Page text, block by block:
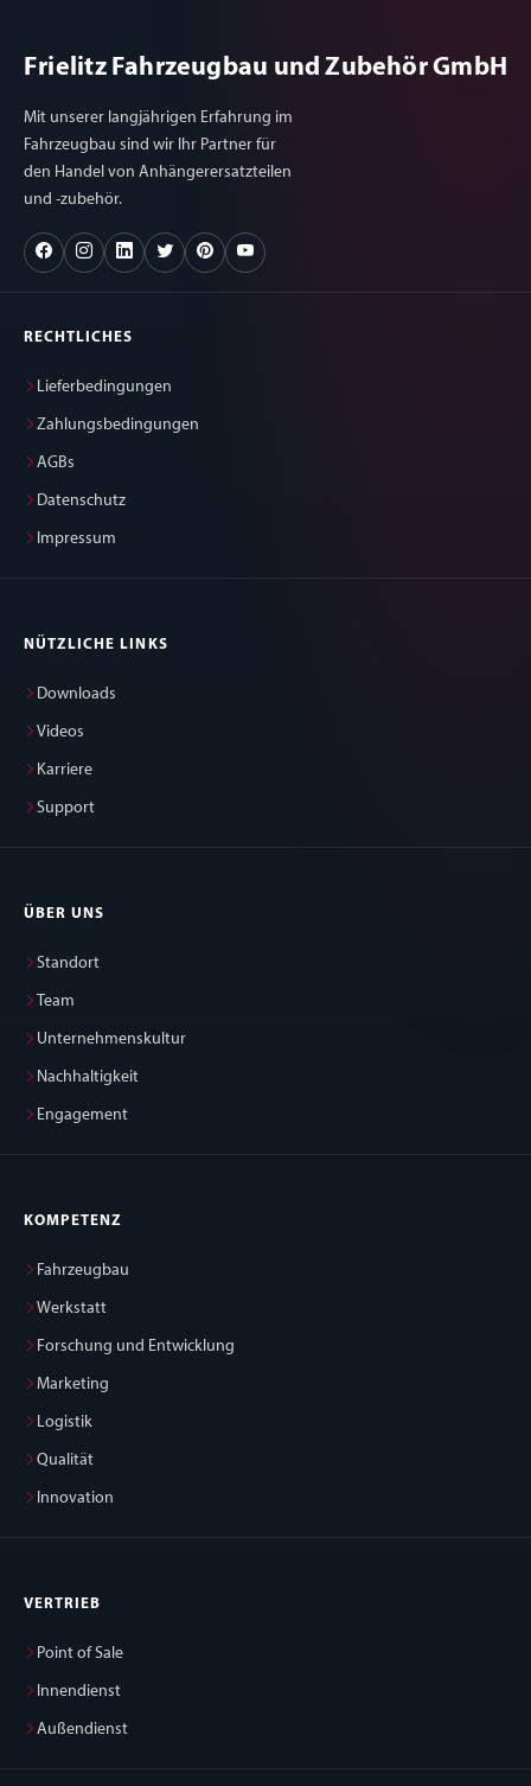
Frielitz Fahrzeugbau und Zubehör GmbH
Mit unserer langjährigen Erfahrung im
Fahrzeugbau sind wir Ihr Partner für
den Handel von Anhängerersatzteilen
und -zubehör.
RECHTLICHES
Lieferbedingungen
Zahlungsbedingungen
AGBs
Datenschutz
Impressum
NÜTZLICHE LINKS
Downloads
Videos
Karriere
Support
ÜBER UNS
Standort
Team
Unternehmenskultur
Nachhaltigkeit
Engagement
KOMPETENZ
Fahrzeugbau
Werkstatt
Forschung und Entwicklung
Marketing
Logistik
Qualität
Innovation
VERTRIEB
Point of Sale
Innendienst
Außendienst